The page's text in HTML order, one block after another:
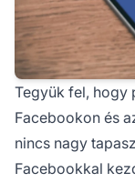
Tegyük fel, hogy
Facebookon és
nincs nagy
Facebookkal